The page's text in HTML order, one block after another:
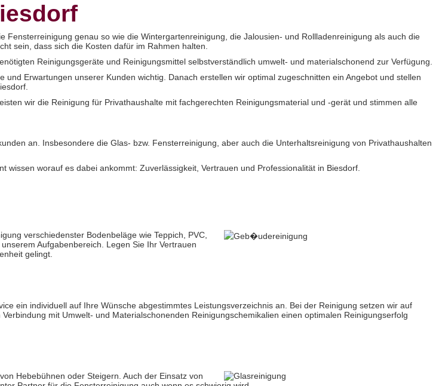
genau so wie die Wintergartenreinigung, die Jalousien- und Rollladenreinigung als auch die
sein, dass sich die Kosten dafür im Rahmen halten.
Reinigungsgeräte und Reinigungsmittel selbstverständlich umwelt- und materialschonend zur Verfügung.
Erwartungen unserer Kunden wichtig. Danach erstellen wir optimal zugeschnitten ein Angebot und stellen
wir die Reinigung für Privathaushalte mit fachgerechten Reinigungsmaterial und -gerät und stimmen alle
an. Insbesondere die Glas- bzw. Fensterreinigung, aber auch die Unterhaltsreinigung von Privathaushalten
worauf es dabei ankommt: Zuverlässigkeit, Vertrauen und Professionalität in Biesdorf.
verschiedenster Bodenbeläge wie Teppich, PVC,
Aufgabenbereich. Legen Sie Ihr Vertrauen
gelingt.
ein individuell auf Ihre Wünsche abgestimmtes Leistungsverzeichnis an. Bei der Reinigung setzen wir auf
mit Umwelt- und Materialschonenden Reinigungschemikalien einen optimalen Reinigungserfolg
Hebebühnen oder Steigern. Auch der Einsatz von